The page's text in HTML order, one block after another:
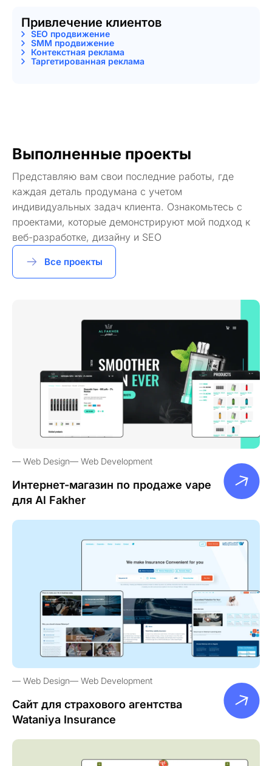
Привлечение клиентов
SEO продвижение
SMM продвижение
Контекстная реклама
Таргетированная реклама
Выполненные проекты
Представляю вам свои последние работы, где
каждая деталь продумана с учетом
индивидуальных задач клиента. Ознакомьтесь с
проектами, которые демонстрируют мой подход к
веб-разработке, дизайну и SEO
Все проекты
Web Design Web Development
Интернет-магазин по продаже vape
для Al Fakher
Web Design Web Development
Сайт для страхового агентства
Wataniya Insurance